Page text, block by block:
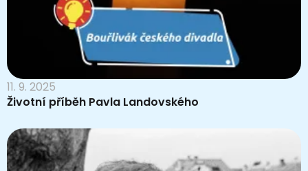
11. 9. 2025
Životní příběh Pavla Landovského